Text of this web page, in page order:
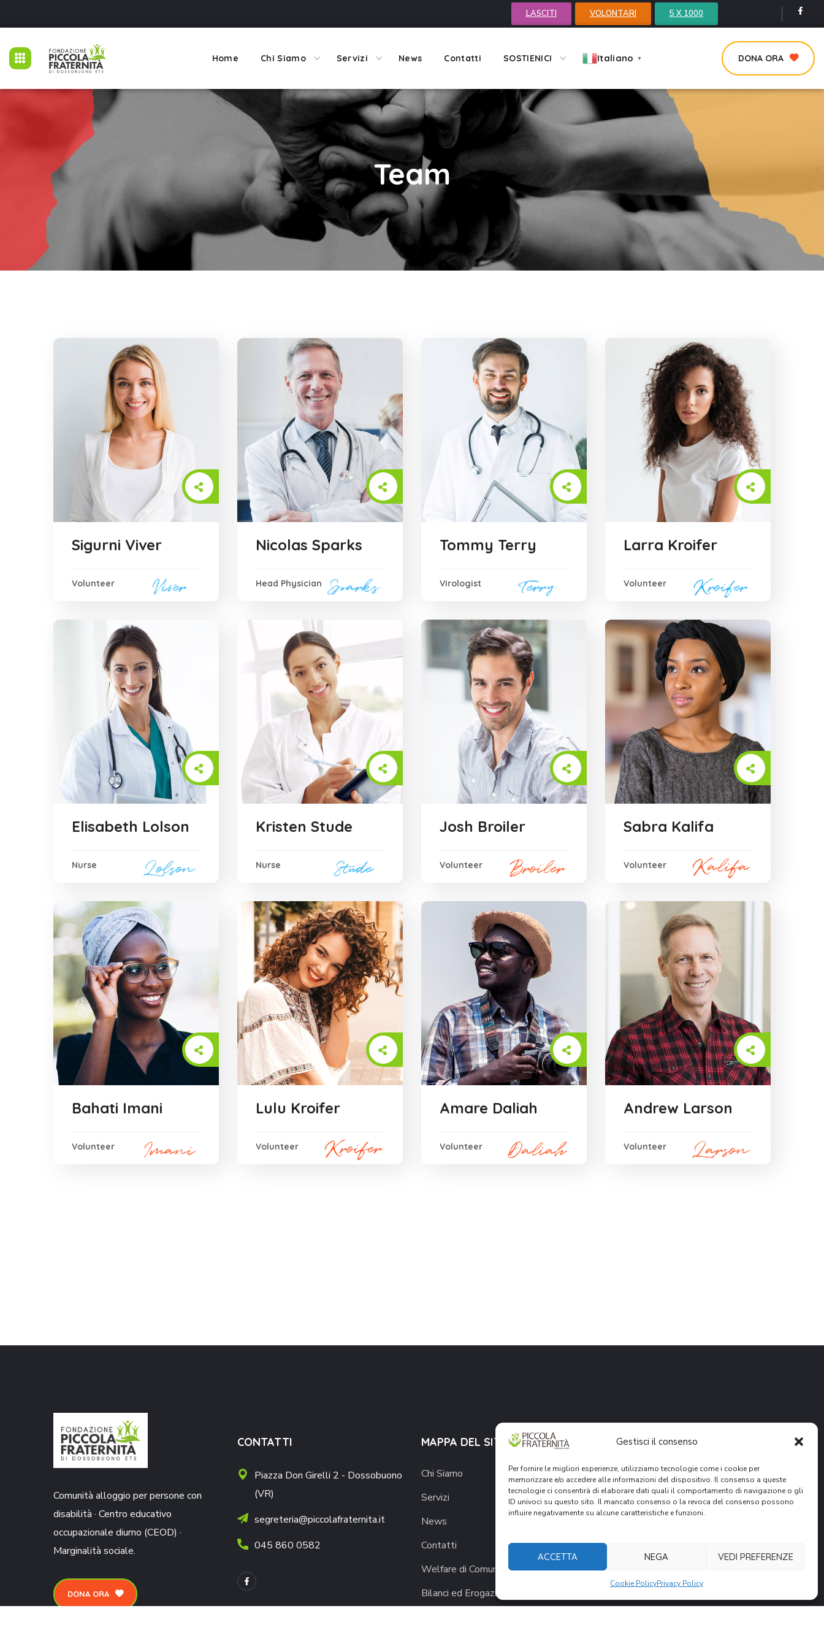
Gestisci il consenso
Per fornire le migliori esperienze, utilizziamo tecnologie come i cookie per
memorizzare e/o accedere alle informazioni del dispositivo. Il consenso a queste
tecnologie ci consentirà di elaborare dati quali il comportamento di navigazione o gli
ID univoci su questo sito. Il mancato consenso o la revoca del consenso possono
influire negativamente su alcune caratteristiche e funzioni.
ACCETTA NEGA VEDI PREFERENZE
Cookie PolicyPrivacy Policy
LASCITI VOLONTARI 5 X 1000
Home Chi Siamo Servizi News Contatti SOSTIENICI Italiano ▼ DONA ORA
Team
Sigurni Viver
Volunteer
Nicolas Sparks
Head Physician
Tommy Terry
Virologist
Larra Kroifer
Volunteer
Elisabeth Lolson
Nurse
Kristen Stude
Nurse
Josh Broiler
Volunteer
Sabra Kalifa
Volunteer
Bahati Imani
Volunteer
Lulu Kroifer
Volunteer
Amare Daliah
Volunteer
Andrew Larson
Volunteer
Comunità alloggio per persone con
disabilità · Centro educativo
occupazionale diurno (CEOD) ·
Marginalità sociale.
DONA ORA
CONTATTI
Piazza Don Girelli 2 - Dossobuono
(VR)
segreteria@piccolafraternita.it
045 860 0582
MAPPA DEL SITO
Chi Siamo
Servizi
News
Contatti
Welfare di Comunità
Bilanci ed Erogazioni
SOSTIENICI
Donazione Online
5 x 1000
Volontariato